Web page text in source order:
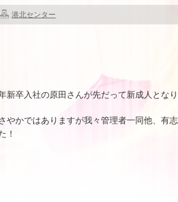
港北センター
新卒入社の原田さんが先だって新成人となり
やかではありますが我々管理者一同他、有
！